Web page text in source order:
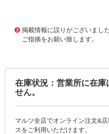
掲載情報に誤りがございまし
ご指摘をお願い致します。
在庫状況：営業所に在庫
せん。
マルツ全店でオンライン注文&
スをご利用いただけます。